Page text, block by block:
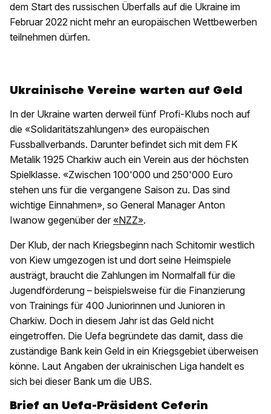
dem Start des russischen Überfalls auf die Ukraine im
Februar 2022 nicht mehr an europäischen Wettbewerben
teilnehmen dürfen.
Ukrainische Vereine warten auf Geld
In der Ukraine warten derweil fünf Profi-Klubs noch auf
die «Solidaritätszahlungen» des europäischen
Fussballverbands. Darunter befindet sich mit dem FK
Metalik 1925 Charkiw auch ein Verein aus der höchsten
Spielklasse. «Zwischen 100'000 und 250'000 Euro
stehen uns für die vergangene Saison zu. Das sind
wichtige Einnahmen», so General Manager Anton
Iwanow gegenüber der «NZZ».
Der Klub, der nach Kriegsbeginn nach Schitomir westlich
von Kiew umgezogen ist und dort seine Heimspiele
austrägt, braucht die Zahlungen im Normalfall für die
Jugendförderung – beispielsweise für die Finanzierung
von Trainings für 400 Juniorinnen und Junioren in
Charkiw. Doch in diesem Jahr ist das Geld nicht
eingetroffen. Die Uefa begründete das damit, dass die
zuständige Bank kein Geld in ein Kriegsgebiet überweisen
könne. Laut Angaben der ukrainischen Liga handelt es
sich bei dieser Bank um die UBS.
Brief an Uefa-Präsident Ceferin